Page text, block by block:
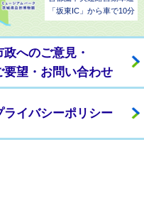
「坂東IC」から車で10分
政へのご意見・
要望・お問い合わせ
ライバシーポリシー